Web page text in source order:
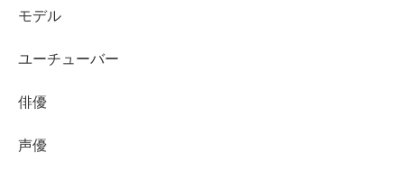
モデル
ユーチューバー
俳優
声優